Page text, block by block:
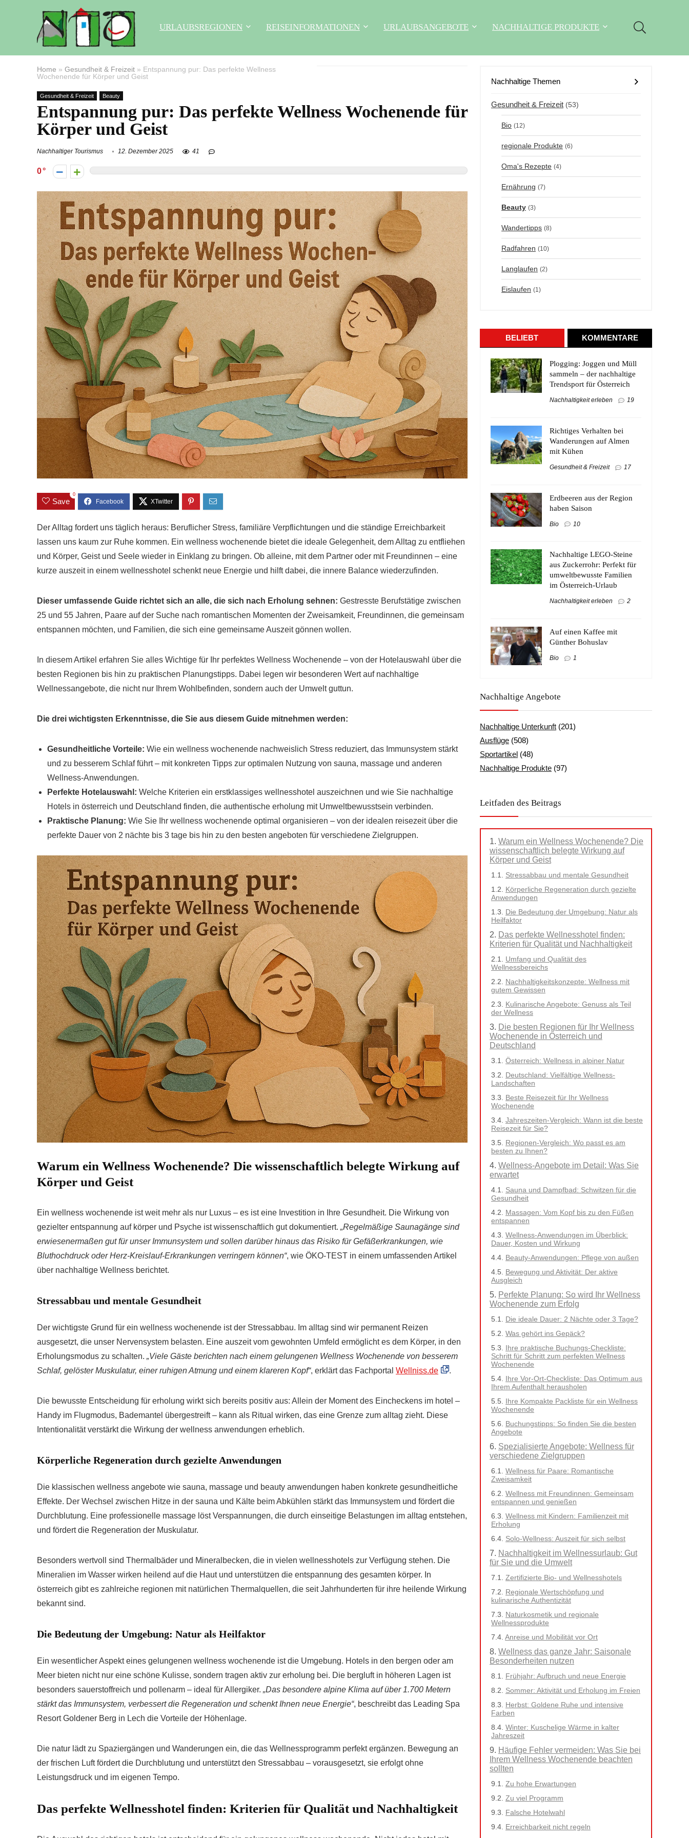
URLAUBSREGIONEN REISEINFORMATIONEN URLAUBSANGEBOTE NACHHALTIGE PRODUKTE
Home » Gesundheit & Freizeit » Entspannung pur: Das perfekte Wellness
Wochenende für Körper und Geist
Gesundheit & Freizeit Beauty
Entspannung pur: Das perfekte Wellness Wochenende für
Körper und Geist
Nachhaltiger Tourismus 12. Dezember 2025 41
0
Save
0
Der Alltag fordert uns täglich heraus: Beruflicher Stress, familiäre Verpflichtungen und die ständige Erreichbarkeit
lassen uns kaum zur Ruhe kommen. Ein wellness wochenende bietet die ideale Gelegenheit, dem Alltag zu entfliehen
und Körper, Geist und Seele wieder in Einklang zu bringen. Ob alleine, mit dem Partner oder mit Freundinnen – eine
kurze auszeit in einem wellnesshotel schenkt neue Energie und hilft dabei, die innere Balance wiederzufinden.
Dieser umfassende Guide richtet sich an alle, die sich nach Erholung sehnen: Gestresste Berufstätige zwischen
25 und 55 Jahren, Paare auf der Suche nach romantischen Momenten der Zweisamkeit, Freundinnen, die gemeinsam
entspannen möchten, und Familien, die sich eine gemeinsame Auszeit gönnen wollen.
In diesem Artikel erfahren Sie alles Wichtige für Ihr perfektes Wellness Wochenende – von der Hotelauswahl über die
besten Regionen bis hin zu praktischen Planungstipps. Dabei legen wir besonderen Wert auf nachhaltige
Wellnessangebote, die nicht nur Ihrem Wohlbefinden, sondern auch der Umwelt guttun.
Die drei wichtigsten Erkenntnisse, die Sie aus diesem Guide mitnehmen werden:
Gesundheitliche Vorteile: Wie ein wellness wochenende nachweislich Stress reduziert, das Immunsystem stärkt
und zu besserem Schlaf führt – mit konkreten Tipps zur optimalen Nutzung von sauna, massage und anderen
Wellness-Anwendungen.
Perfekte Hotelauswahl: Welche Kriterien ein erstklassiges wellnesshotel auszeichnen und wie Sie nachhaltige
Hotels in österreich und Deutschland finden, die authentische erholung mit Umweltbewusstsein verbinden.
Praktische Planung: Wie Sie Ihr wellness wochenende optimal organisieren – von der idealen reisezeit über die
perfekte Dauer von 2 nächte bis 3 tage bis hin zu den besten angeboten für verschiedene Zielgruppen.
Warum ein Wellness Wochenende? Die wissenschaftlich belegte Wirkung auf
Körper und Geist
Ein wellness wochenende ist weit mehr als nur Luxus – es ist eine Investition in Ihre Gesundheit. Die Wirkung von
gezielter entspannung auf körper und Psyche ist wissenschaftlich gut dokumentiert. „Regelmäßige Saunagänge sind
erwiesenermaßen gut für unser Immunsystem und sollen darüber hinaus das Risiko für Gefäßerkrankungen, wie
Bluthochdruck oder Herz-Kreislauf-Erkrankungen verringern können“, wie ÖKO-TEST in einem umfassenden Artikel
über nachhaltige Wellness berichtet.
Stressabbau und mentale Gesundheit
Der wichtigste Grund für ein wellness wochenende ist der Stressabbau. Im alltag sind wir permanent Reizen
ausgesetzt, die unser Nervensystem belasten. Eine auszeit vom gewohnten Umfeld ermöglicht es dem Körper, in den
Erholungsmodus zu schalten. „Viele Gäste berichten nach einem gelungenen Wellness Wochenende von besserem
Schlaf, gelöster Muskulatur, einer ruhigen Atmung und einem klareren Kopf“, erklärt das Fachportal Wellniss.de .
Die bewusste Entscheidung für erholung wirkt sich bereits positiv aus: Allein der Moment des Eincheckens im hotel –
Handy im Flugmodus, Bademantel übergestreift – kann als Ritual wirken, das eine Grenze zum alltag zieht. Diese
Intentionalität verstärkt die Wirkung der wellness anwendungen erheblich.
Körperliche Regeneration durch gezielte Anwendungen
Die klassischen wellness angebote wie sauna, massage und beauty anwendungen haben konkrete gesundheitliche
Effekte. Der Wechsel zwischen Hitze in der sauna und Kälte beim Abkühlen stärkt das Immunsystem und fördert die
Durchblutung. Eine professionelle massage löst Verspannungen, die durch einseitige Belastungen im alltag entstehen,
und fördert die Regeneration der Muskulatur.
Besonders wertvoll sind Thermalbäder und Mineralbecken, die in vielen wellnesshotels zur Verfügung stehen. Die
Mineralien im Wasser wirken heilend auf die Haut und unterstützen die entspannung des gesamten körper. In
österreich gibt es zahlreiche regionen mit natürlichen Thermalquellen, die seit Jahrhunderten für ihre heilende Wirkung
bekannt sind.
Die Bedeutung der Umgebung: Natur als Heilfaktor
Ein wesentlicher Aspekt eines gelungenen wellness wochenende ist die Umgebung. Hotels in den bergen oder am
Meer bieten nicht nur eine schöne Kulisse, sondern tragen aktiv zur erholung bei. Die bergluft in höheren Lagen ist
besonders sauerstoffreich und pollenarm – ideal für Allergiker. „Das besondere alpine Klima auf über 1.700 Metern
stärkt das Immunsystem, verbessert die Regeneration und schenkt Ihnen neue Energie“, beschreibt das Leading Spa
Resort Goldener Berg in Lech die Vorteile der Höhenlage.
Die natur lädt zu Spaziergängen und Wanderungen ein, die das Wellnessprogramm perfekt ergänzen. Bewegung an
der frischen Luft fördert die Durchblutung und unterstützt den Stressabbau – vorausgesetzt, sie erfolgt ohne
Leistungsdruck und im eigenen Tempo.
Das perfekte Wellnesshotel finden: Kriterien für Qualität und Nachhaltigkeit
Nachhaltige Themen
Gesundheit & Freizeit (53)
Bio (12)
regionale Produkte (6)
Oma's Rezepte (4)
Ernährung (7)
Beauty (3)
Wandertipps (8)
Radfahren (10)
Langlaufen (2)
Eislaufen (1)
BELIEBT KOMMENTARE
Plogging: Joggen und Müll
sammeln – der nachhaltige
Trendsport für Österreich
Nachhaltigkeit erleben 19
Richtiges Verhalten bei
Wanderungen auf Almen
mit Kühen
Gesundheit & Freizeit 17
Erdbeeren aus der Region
haben Saison
Bio 10
Nachhaltige LEGO-Steine
aus Zuckerrohr: Perfekt für
umweltbewusste Familien
im Österreich-Urlaub
Nachhaltigkeit erleben 2
Auf einen Kaffee mit
Günther Bohuslav
Bio 1
Nachhaltige Angebote
Nachhaltige Unterkunft (201)
Ausflüge (508)
Sportartikel (48)
Nachhaltige Produkte (97)
Leitfaden des Beitrags
Warum ein Wellness Wochenende? Die
wissenschaftlich belegte Wirkung auf
Körper und Geist
Stressabbau und mentale Gesundheit
Körperliche Regeneration durch gezielte
Anwendungen
Die Bedeutung der Umgebung: Natur als
Heilfaktor
Das perfekte Wellnesshotel finden:
Kriterien für Qualität und Nachhaltigkeit
Umfang und Qualität des
Wellnessbereichs
Nachhaltigkeitskonzepte: Wellness mit
gutem Gewissen
Kulinarische Angebote: Genuss als Teil
der Wellness
Die besten Regionen für Ihr Wellness
Wochenende in Österreich und
Deutschland
Österreich: Wellness in alpiner Natur
Deutschland: Vielfältige Wellness-
Landschaften
Beste Reisezeit für Ihr Wellness
Wochenende
Jahreszeiten-Vergleich: Wann ist die beste
Reisezeit für Sie?
Regionen-Vergleich: Wo passt es am
besten zu Ihnen?
Wellness-Angebote im Detail: Was Sie
erwartet
Sauna und Dampfbad: Schwitzen für die
Gesundheit
Massagen: Vom Kopf bis zu den Füßen
entspannen
Wellness-Anwendungen im Überblick:
Dauer, Kosten und Wirkung
Beauty-Anwendungen: Pflege von außen
Bewegung und Aktivität: Der aktive
Ausgleich
Perfekte Planung: So wird Ihr Wellness
Wochenende zum Erfolg
Die ideale Dauer: 2 Nächte oder 3 Tage?
Was gehört ins Gepäck?
Ihre praktische Buchungs-Checkliste:
Schritt für Schritt zum perfekten Wellness
Wochenende
Ihre Vor-Ort-Checkliste: Das Optimum aus
Ihrem Aufenthalt herausholen
Ihre Kompakte Packliste für ein Wellness
Wochenende
Buchungstipps: So finden Sie die besten
Angebote
Spezialisierte Angebote: Wellness für
verschiedene Zielgruppen
Wellness für Paare: Romantische
Zweisamkeit
Wellness mit Freundinnen: Gemeinsam
entspannen und genießen
Wellness mit Kindern: Familienzeit mit
Erholung
Solo-Wellness: Auszeit für sich selbst
Nachhaltigkeit im Wellnessurlaub: Gut
für Sie und die Umwelt
Zertifizierte Bio- und Wellnesshotels
Regionale Wertschöpfung und
kulinarische Authentizität
Naturkosmetik und regionale
Wellnessprodukte
Anreise und Mobilität vor Ort
Wellness das ganze Jahr: Saisonale
Besonderheiten nutzen
Frühjahr: Aufbruch und neue Energie
Sommer: Aktivität und Erholung im Freien
Herbst: Goldene Ruhe und intensive
Farben
Winter: Kuschelige Wärme in kalter
Jahreszeit
Häufige Fehler vermeiden: Was Sie bei
Ihrem Wellness Wochenende beachten
sollten
Zu hohe Erwartungen
Zu viel Programm
Falsche Hotelwahl
Erreichbarkeit nicht regeln